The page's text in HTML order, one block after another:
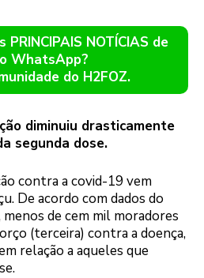
NOTÍCIAS de
WhatsApp?
do H2FOZ.
diminuiu drasticamente
segunda dose.
contra a covid-19 vem
De acordo com dados do
de cem mil moradores
(terceira) contra a doença,
relação a aqueles que